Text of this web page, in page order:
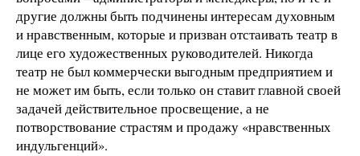
другие должны быть подчинены интересам духовным
и нравственным, которые и призван отстаивать театр в
лице его художественных руководителей. Никогда
театр не был коммерчески выгодным предприятием и
не может им быть, если только он ставит главной своей
задачей действительное просвещение, а не
потворствование страстям и продажу «нравственных
индульгенций».